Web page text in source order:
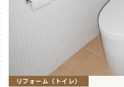
リフォーム（トイレ）